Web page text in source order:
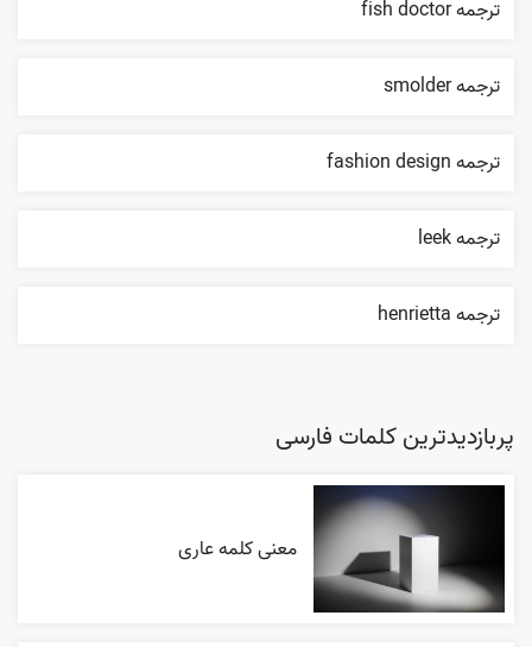
ترجمه fish doctor
ترجمه smolder
ترجمه fashion design
ترجمه leek
ترجمه henrietta
پربازدیدترین کلمات فارسی
معنی کلمه عاری